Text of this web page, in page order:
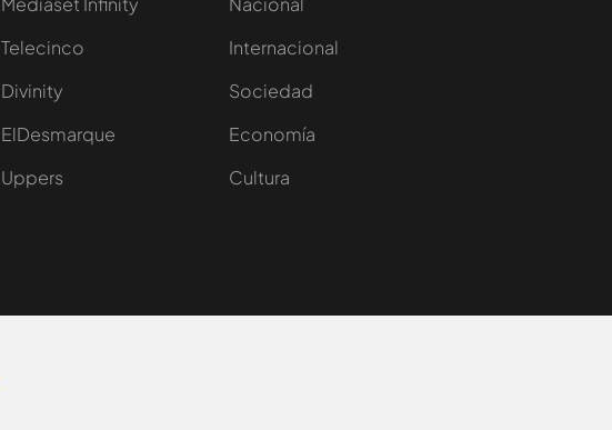
Telecinco
Divinity
ElDesmarque
Uppers
Internacional
Sociedad
Economía
Cultura